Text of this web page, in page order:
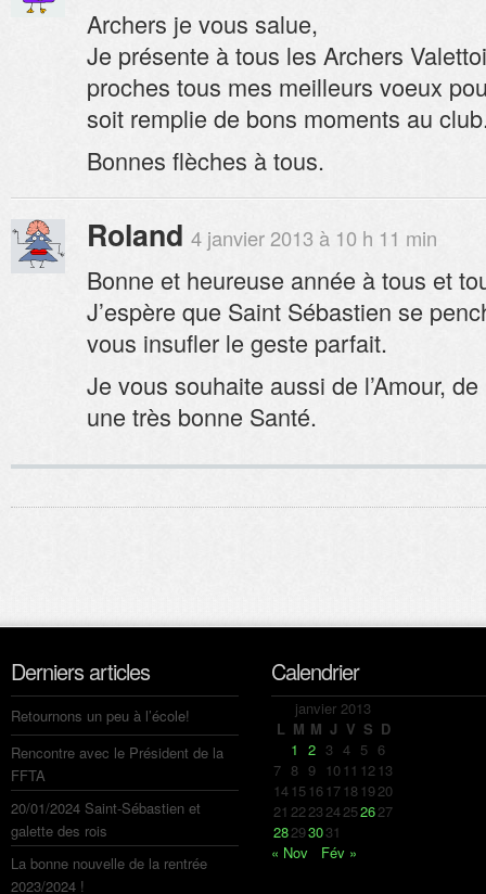
Archers je vous salue,
Je présente à tous les Archers
proches tous mes meilleurs voeux
soit remplie de bons moments au
Bonnes flèches à tous.
Roland 4 janvier 2013 à 10 h 11 min
Bonne et heureuse année à tous et
J’espère que Saint Sébastien se
vous insufler le geste parfait.
Je vous souhaite aussi de l’Amour,
une très bonne Santé.
Derniers articles
Retournons un peu à l’école!
Rencontre avec le Président de la
FFTA
20/01/2024 Saint-Sébastien et
galette des rois
La bonne nouvelle de la rentrée
2023/2024 !
Calendrier
janvier 2013
L M M J V S D
1 2 3 4 5 6
7 8 9 10 11 12 13
14 15 16 17 18 1920
21 222324252627
28293031
« Nov
Fév »